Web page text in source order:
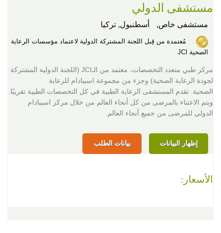
مستشفى الدولي
مستشفى خاص, أسطنبول, تركيا
مُعتمدة من قِبل اللجنة المشتركة الدولية لاعتماد مؤسسات الرعاية
الصحية JCI
مركز طبي متعدد التخصصات، معتمد من الـJCI (اللجنة الدولية المشتركة
لجودة الرعاية الصحية) وجزء من مجموعة اسيبادام للرعاية
الصحية. تقدم المستشفى الرعاية الطبية في كل التخصصات الطبية تقريبًا.
ويتم الاعتناء بالمرضى من كل أنحاء العالم من خلال مركز اسيبادام
الدولي للمرضى من جميع أنحاء العالم.
إظهار البيانات بيانات الطلب
الأسعار: